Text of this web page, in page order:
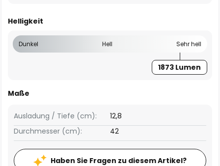
Helligkeit
Dunkel Hell Sehr hell
1873 Lumen
Maße
Ausladung / Tiefe (cm):
12,8
Durchmesser (cm):
42
Haben Sie Fragen zu diesem Artikel?